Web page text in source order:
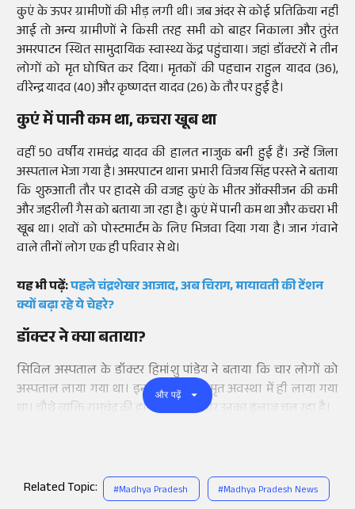
कुएं के ऊपर ग्रामीणों की भीड़ लगी थी। जब अंदर से कोई प्रतिक्रिया नहीं
आई तो अन्य ग्रामीणों ने किसी तरह सभी को बाहर निकाला और तुरंत
अमरपाटन स्थित सामुदायिक स्वास्थ्य केंद्र पहुंचाया। जहां डॉक्टरों ने तीन
लोगों को मृत घोषित कर दिया। मृतकों की पहचान राहुल यादव (36),
वीरेन्द्र यादव (40) और कृष्णदत्त यादव (26) के तौर पर हुई है।
कुएं में पानी कम था, कचरा खूब था
वहीं 50 वर्षीय रामचंद्र यादव की हालत नाजुक बनी हुई हैं। उन्हें जिला
अस्पताल भेजा गया है। अमरपाटन थाना प्रभारी विजय सिंह परस्ते ने बताया
कि शुरुआती तौर पर हादसे की वजह कुएं के भीतर ऑक्सीजन की कमी
और जहरीली गैस को बताया जा रहा है। कुएं में पानी कम था और कचरा भी
खूब था। शवों को पोस्टमार्टम के लिए भिजवा दिया गया है। जान गंवाने
वाले तीनों लोग एक ही परिवार से थे।
यह भी पढ़ें:पहले चंद्रशेखर आजाद, अब चिराग, मायावती की टेंशन
क्यों बढ़ा रहे ये चेहरे?
डॉक्टर ने क्या बताया?
सिविल अस्पताल के डॉक्टर हिमांशु पांडेय ने बताया कि चार लोगों को
अस्पताल लाया गया था। इनमें से तीन को मृत अवस्था में ही लाया गया
था। चौथे व्यक्ति रामचंद्र की हालत स्थिर है और उनका इलाज चल रहा है।
और पढ़ें
Related Topic: #Madhya Pradesh #Madhya Pradesh News